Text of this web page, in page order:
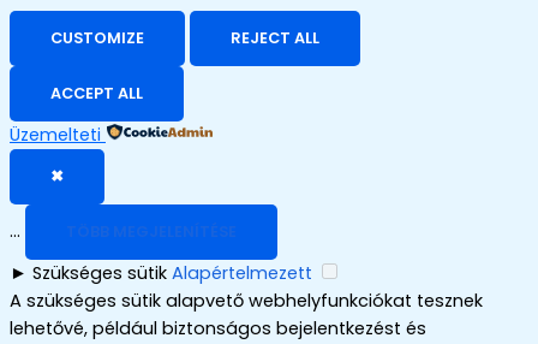
CUSTOMIZE REJECT ALL
ACCEPT ALL
Üzemelteti
✖
... TÖBB MEGJELENÍTÉSE
► Szükséges sütik Alapértelmezett
A szükséges sütik alapvető webhelyfunkciókat tesznek
lehetővé, például biztonságos bejelentkezést és